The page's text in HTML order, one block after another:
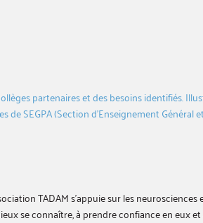
partenaires et des besoins identifiés.
de SEGPA (Section d’Enseignement Général
TADAM s’appuie sur les
se connaître, à prendre confiance en eux